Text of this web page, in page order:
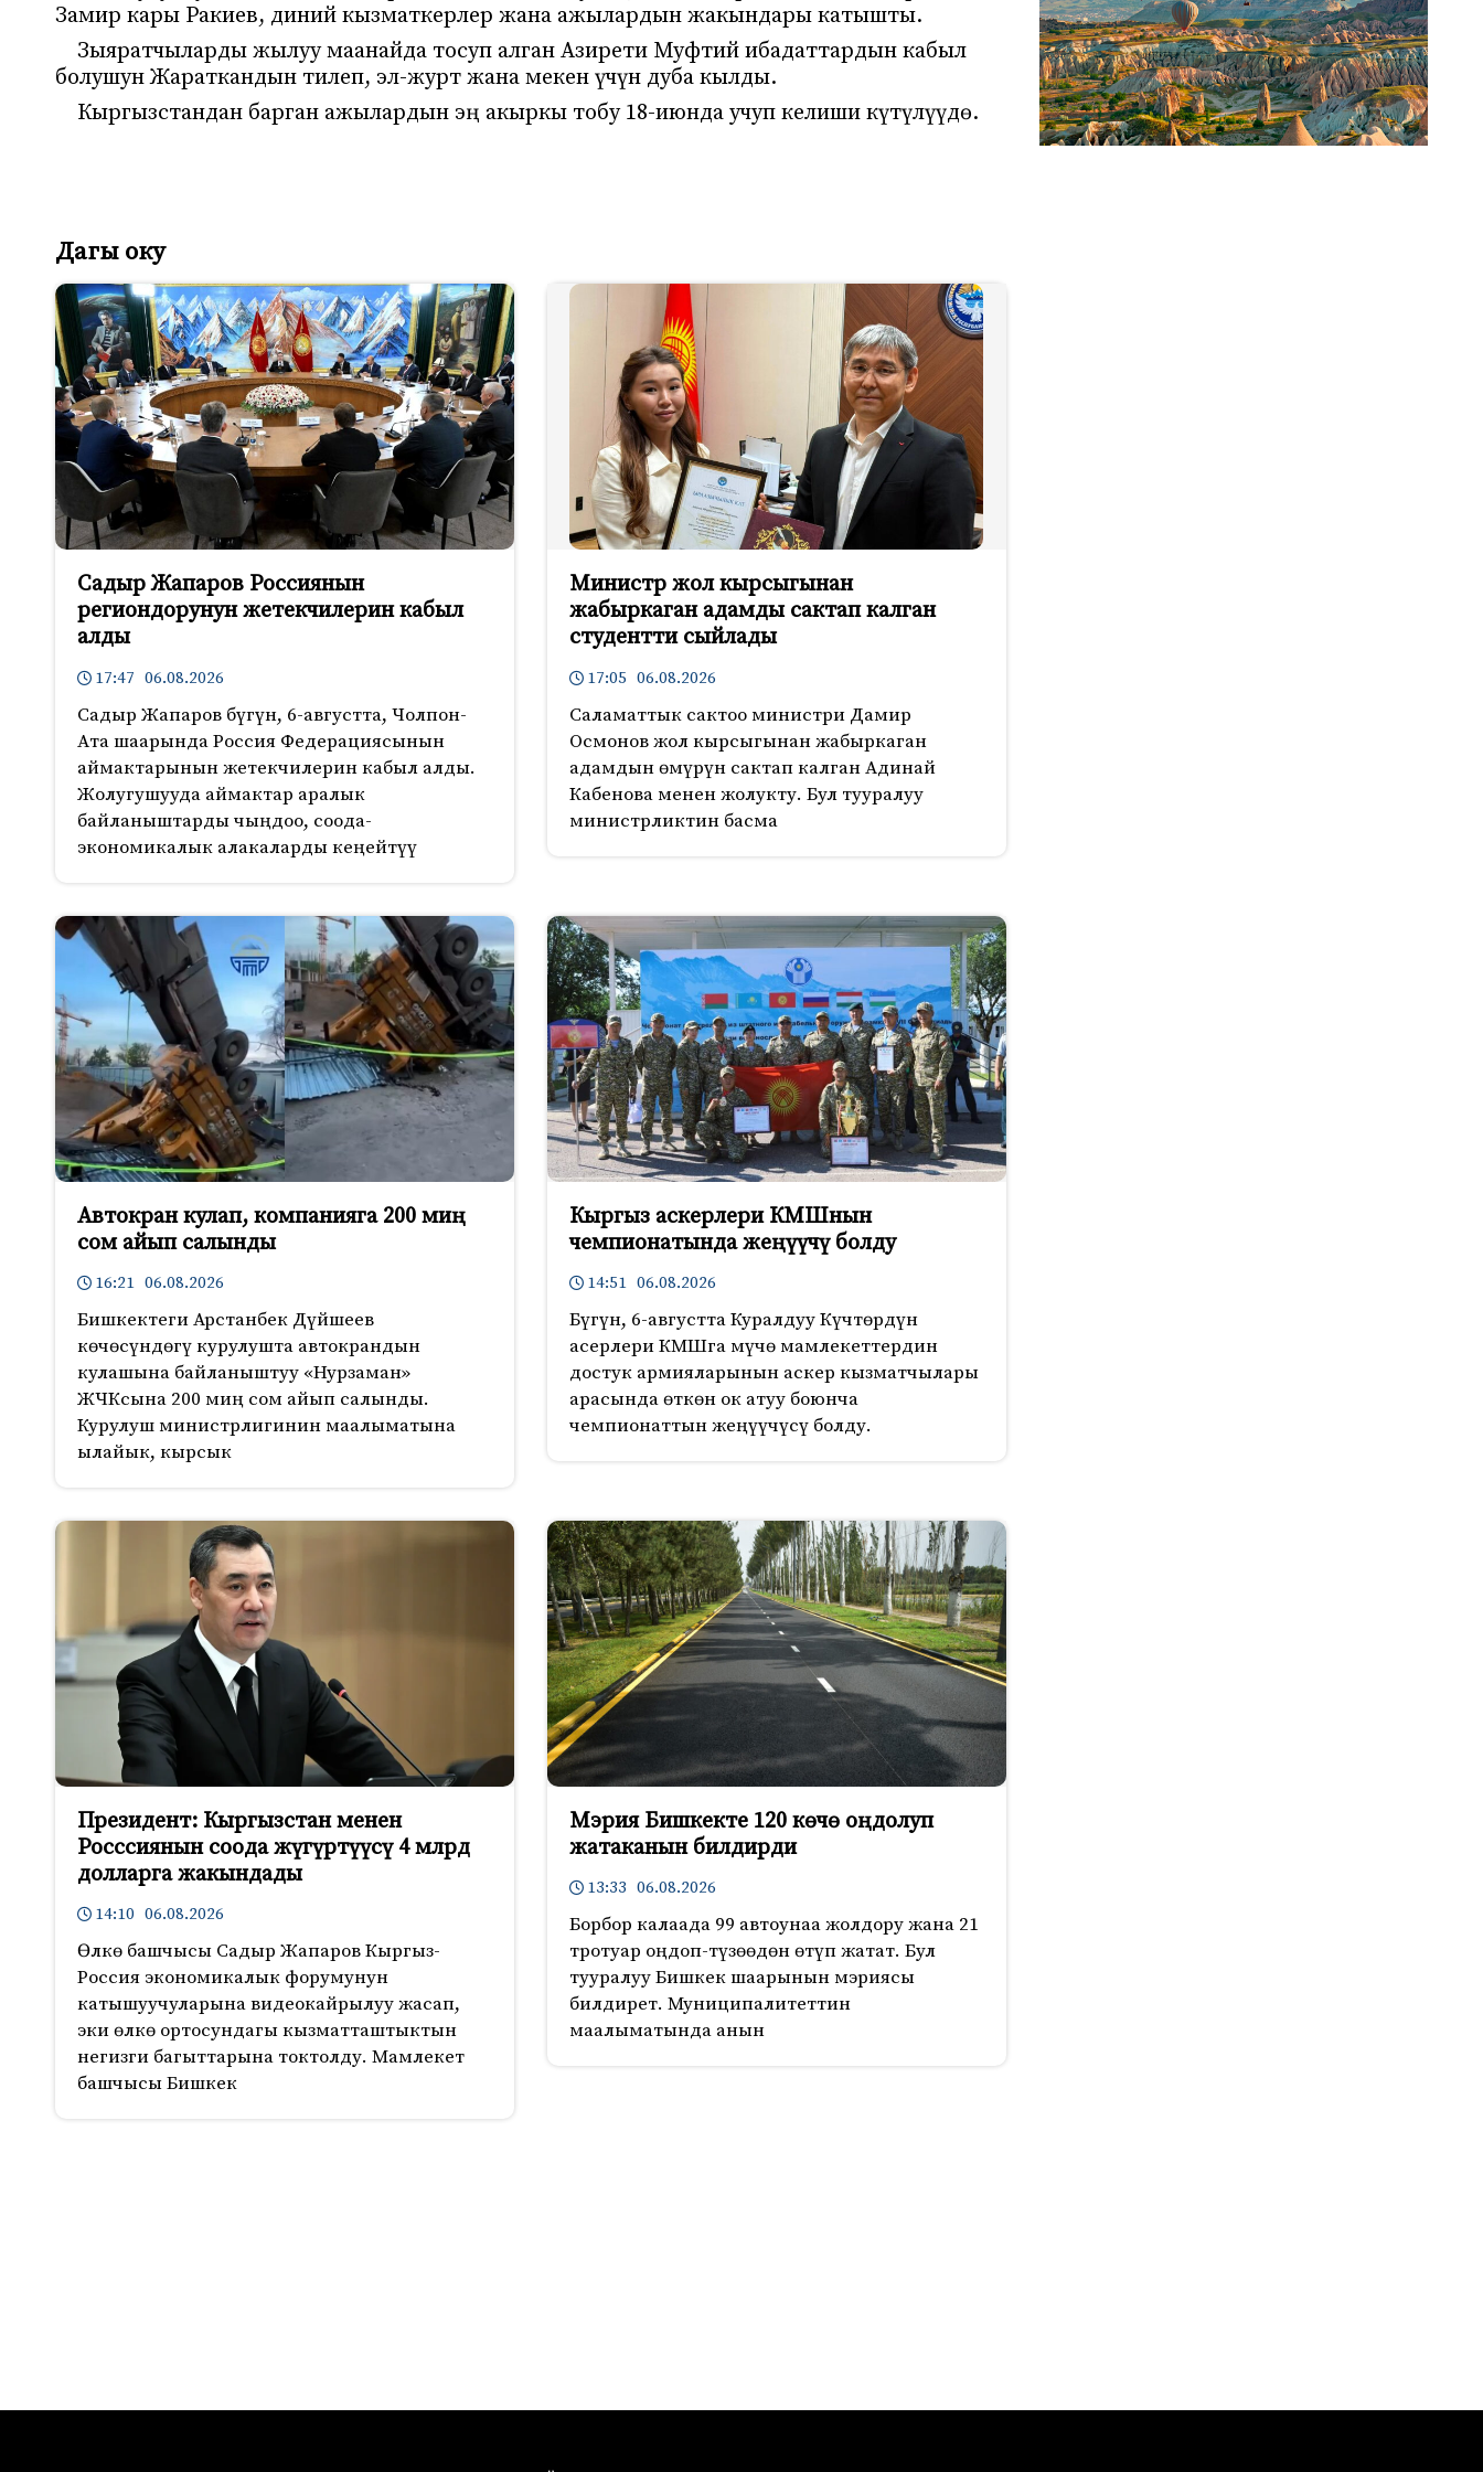
Замир кары Ракиев, диний кызматкерлер жана ажылардын жакындары катышты.
Зыяратчыларды жылуу маанайда тосуп алган Азирети Муфтий ибадаттардын кабыл
болушун Жараткандын тилеп, эл-журт жана мекен үчүн дуба кылды.
Кыргызстандан барган ажылардын эң акыркы тобу 18-июнда учуп келиши күтүлүүдө.
Дагы оку
Садыр Жапаров Россиянын
региондорунун жетекчилерин кабыл
алды
17:47 06.08.2026
Садыр Жапаров бүгүн, 6-августта, Чолпон-
Ата шаарында Россия Федерациясынын
аймактарынын жетекчилерин кабыл алды.
Жолугушууда аймактар аралык
байланыштарды чыңдоо, соода-
экономикалык алакаларды кеңейтүү
Министр жол кырсыгынан
жабыркаган адамды сактап калган
студентти сыйлады
17:05 06.08.2026
Саламаттык сактоо министри Дамир
Осмонов жол кырсыгынан жабыркаган
адамдын өмүрүн сактап калган Адинай
Кабенова менен жолукту. Бул тууралуу
министрликтин басма
Автокран кулап, компанияга 200 миң
сом айып салынды
16:21 06.08.2026
Бишкектеги Арстанбек Дүйшеев
көчөсүндөгү курулушта автокрандын
кулашына байланыштуу «Нурзаман»
ЖЧКсына 200 миң сом айып салынды.
Курулуш министрлигинин маалыматына
ылайык, кырсык
Кыргыз аскерлери КМШнын
чемпионатында жеңүүчү болду
14:51 06.08.2026
Бүгүн, 6-августта Куралдуу Күчтөрдүн
асерлери КМШга мүчө мамлекеттердин
достук армияларынын аскер кызматчылары
арасында өткөн ок атуу боюнча
чемпионаттын жеңүүчүсү болду.
Президент: Кыргызстан менен
Росссиянын соода жүгүртүүсү 4 млрд
долларга жакындады
14:10 06.08.2026
Өлкө башчысы Садыр Жапаров Кыргыз-
Россия экономикалык форумунун
катышуучуларына видеокайрылуу жасап,
эки өлкө ортосундагы кызматташтыктын
негизги багыттарына токтолду. Мамлекет
башчысы Бишкек
Мэрия Бишкекте 120 көчө оңдолуп
жатаканын билдирди
13:33 06.08.2026
Борбор калаада 99 автоунаа жолдору жана 21
тротуар оңдоп-түзөөдөн өтүп жатат. Бул
тууралуу Бишкек шаарынын мэриясы
билдирет. Муниципалитеттин
маалыматында анын